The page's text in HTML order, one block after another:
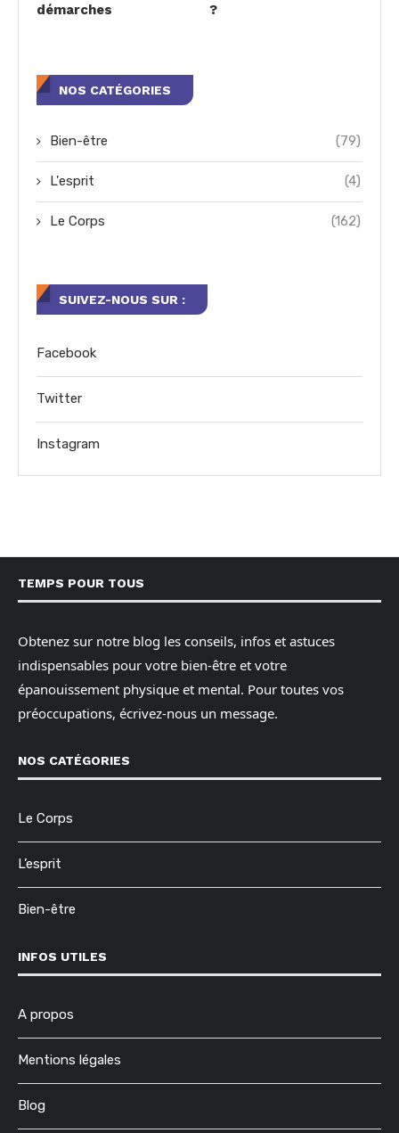
démarches
?
NOS CATÉGORIES
Bien-être (79)
L'esprit (4)
Le Corps (162)
SUIVEZ-NOUS SUR :
Facebook
Twitter
Instagram
TEMPS POUR TOUS
Obtenez sur notre blog les conseils, infos et astuces
indispensables pour votre bien-être et votre
épanouissement physique et mental. Pour toutes vos
préoccupations, écrivez-nous un message.
NOS CATÉGORIES
Le Corps
L’esprit
Bien-être
INFOS UTILES
A propos
Mentions légales
Blog